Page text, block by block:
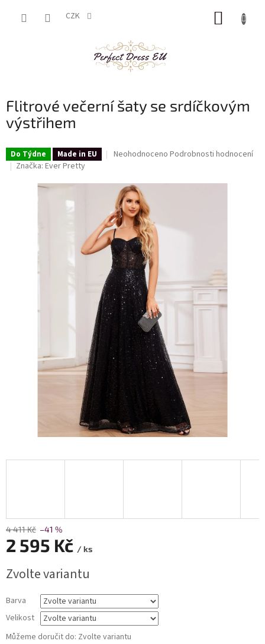
CZK
Flitrové večerní šaty se srdíčkovým
výstřihem
Do Týdne Made in EU
Průměrné
je
0,0
z
5
hvězdiček.
Neohodnoceno Podrobnosti hodnocení
Značka: Ever Pretty
4 411 Kč –41 %
2 595 Kč / ks
cena:
Zvolte variantu
Barva
Velikost
Můžeme doručit do: Zvolte variantu